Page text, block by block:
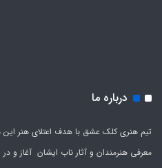
درباره ما
معرفی هنرمندان و آثار ناب ایشان آغاز و در